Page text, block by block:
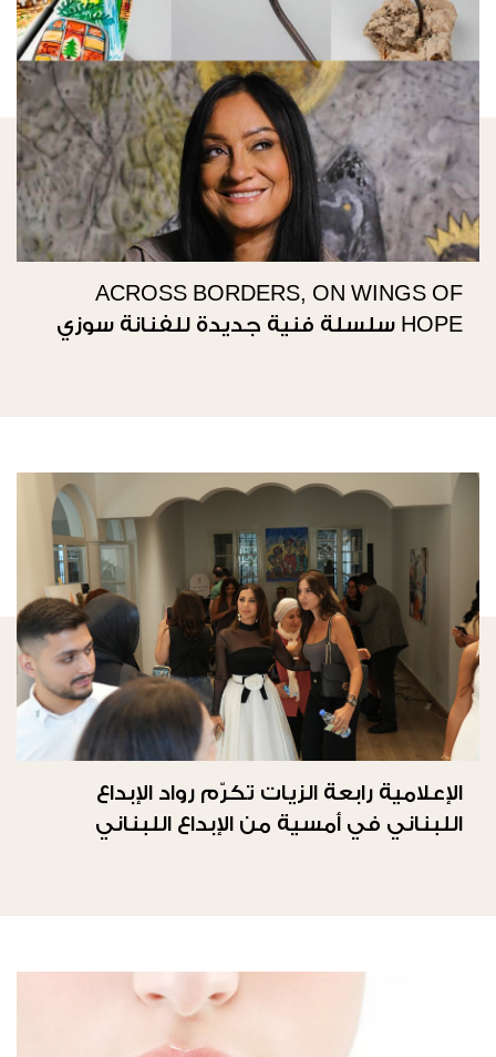
ACROSS BORDERS, ON WINGS OF
HOPE سلسلة فنية جديدة للفنانة سوزي
الإعلامية رابعة الزيات تكرّم رواد الإبداع
اللبناني في أمسية من الإبداع اللبناني